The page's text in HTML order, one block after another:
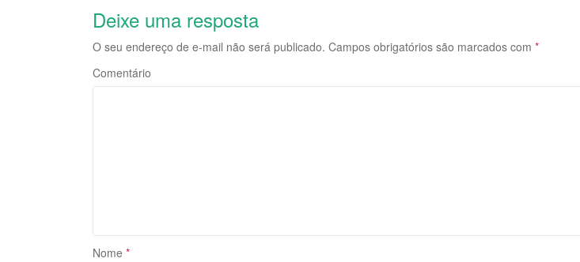
Deixe uma resposta
O seu endereço de e-mail não será publicado. Campos obrigatórios são marcados com *
Comentário
Nome *